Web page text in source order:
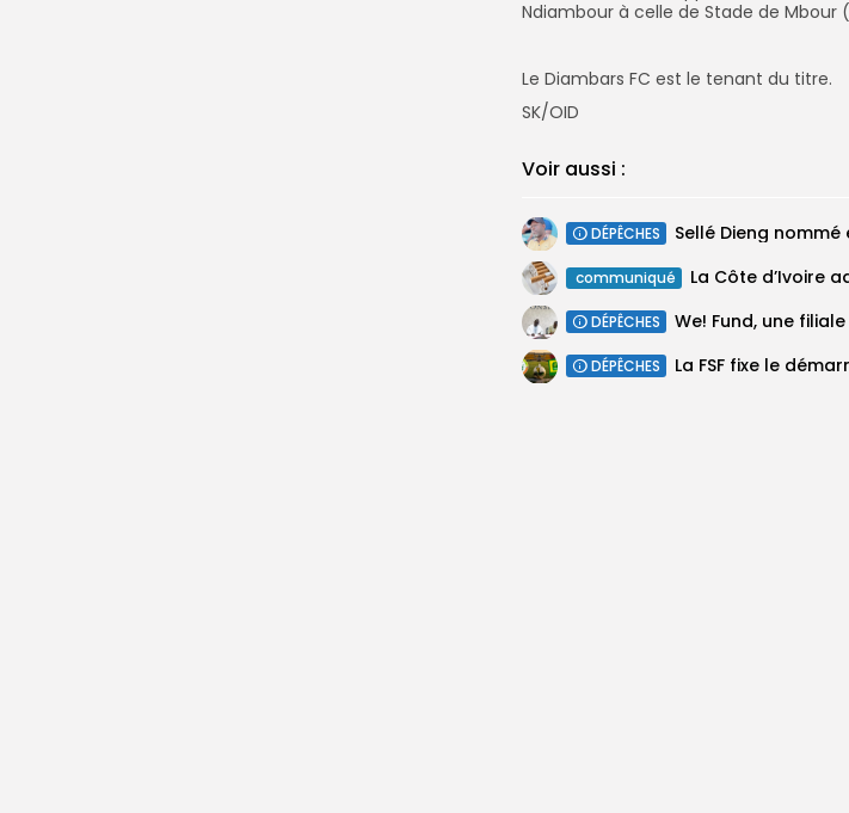
Ndiambour à celle de Stade de Mbour
Le Diambars FC est le tenant du titre.
SK/OID
Voir aussi :
DÉPÊCHES
communiqué
DÉPÊCHES
DÉPÊCHES